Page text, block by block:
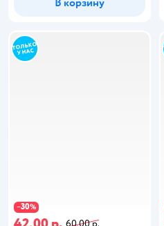
В корзину
−30%
60,00 р.